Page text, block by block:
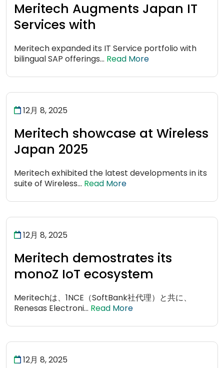
Meritech Augments Japan IT
Services with
Meritech expanded its IT Service portfolio with
bilingual SAP offerings... Read More
12月 8, 2025
Meritech showcase at Wireless
Japan 2025
Meritech exhibited the latest developments in its
suite of Wireless... Read More
12月 8, 2025
Meritech demostrates its
monoZ IoT ecosystem
Meritechは、1NCE（SoftBank社代理）と共に、
Renesas Electroni... Read More
12月 8, 2025